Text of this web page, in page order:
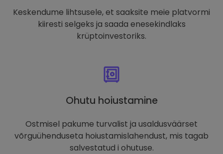
Keskendume lihtsusele, et saaksite meie platvormi
kiiresti selgeks ja saada enesekindlaks
krüptoinvestoriks.
Ohutu hoiustamine
Ostmisel pakume turvalist ja usaldusväärset
võrguühenduseta hoiustamislahendust, mis tagab
salvestatud i ohutuse.